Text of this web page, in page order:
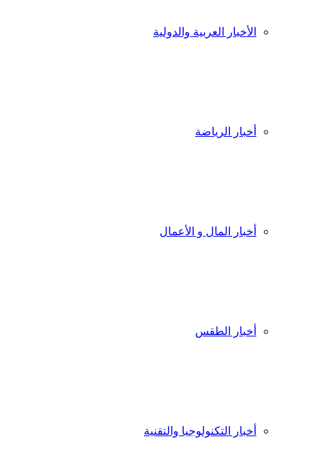
الأخبار العربية والدولية
أخبار الرياضة
أخبار المال و الأعمال
أخبار الطقس
أخبار التكنولوجيا والتقنية